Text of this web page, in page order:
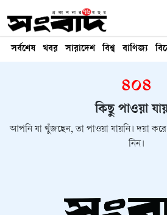
সর্বশেষ খবর সারাদেশ বিশ্ব বাণিজ্য
৪০৪
কিছু পাওয়া
আপনি যা খুঁজছেন, তা পাওয়া যায়নি। দয়া করে,
নিন।